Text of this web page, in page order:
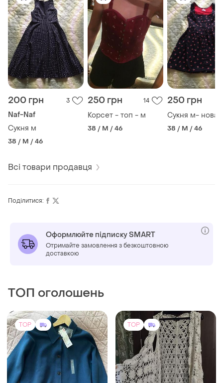
200 грн 3
Naf-Naf
Сукня м
38 / M / 46
250 грн 14
Корсет - топ - м
38 / M / 46
250 грн
Сукня м- нова
38 / M / 46
Всі товари продавця
Поділитися:
Оформлюйте підписку SMART
Отримайте замовлення з безкоштовною
доставкою
ТОП оголошень
TOP TOP